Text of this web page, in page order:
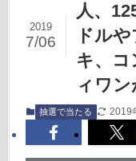
人、
ドル
キ、コ
ィワン
2019
7/06
抽選で当たる 2019